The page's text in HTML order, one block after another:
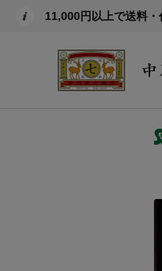
11,000円以上で送料